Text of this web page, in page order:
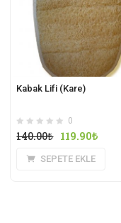
Kabak Lifi (Kare)
0
140.00₺ 119.90₺
SEPETE EKLE